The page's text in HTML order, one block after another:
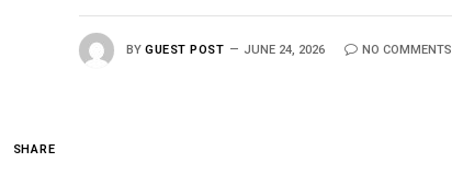
BY GUEST POST JUNE 24, 2026 NO COMMENTS
SHARE